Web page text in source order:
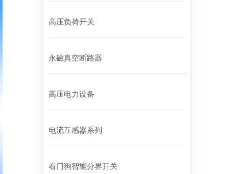
高压负荷开关
永磁真空断路器
高压电力设备
电流互感器系列
看门狗智能分界开关